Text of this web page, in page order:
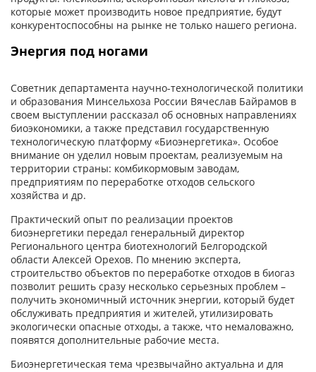
которые может производить новое предприятие, будут
конкурентоспособны на рынке не только нашего региона.
Энергия под ногами
Советник департамента научно-технологической политики
и образования Минсельхоза России Вячеслав Байрамов в
своем выступлении рассказал об основных направлениях
биоэкономики, а также представил государственную
технологическую платформу «Биоэнергетика». Особое
внимание он уделил новым проектам, реализуемым на
территории страны: комбикормовым заводам,
предприятиям по переработке отходов сельского
хозяйства и др.
Практический опыт по реализации проектов
биоэнергетики передал генеральный директор
Регионального центра биотехнологий Белгородской
области Алексей Орехов. По мнению эксперта,
строительство объектов по переработке отходов в биогаз
позволит решить сразу несколько серьезных проблем –
получить экономичный источник энергии, который будет
обслуживать предприятия и жителей, утилизировать
экологически опасные отходы, а также, что немаловажно,
появятся дополнительные рабочие места.
Биоэнергетическая тема чрезвычайно актуальна и для